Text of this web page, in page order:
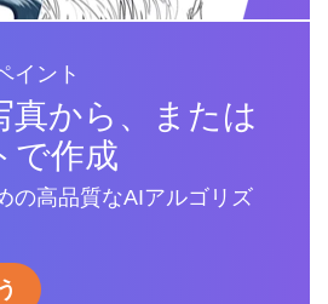
イント
真から、または
で作成
の高品質なAIアルゴリズ